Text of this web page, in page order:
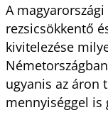
A
rezsicsökkentő
kivitelezése
ugyanis az áron
mennyiséggel is